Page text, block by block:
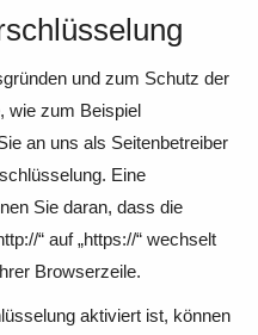
und zum Schutz der
wie zum Beispiel
an uns als Seitenbetreiber
Eine
Sie daran, dass die
“ auf „https://“ wechselt
Browserzeile.
aktiviert ist, können